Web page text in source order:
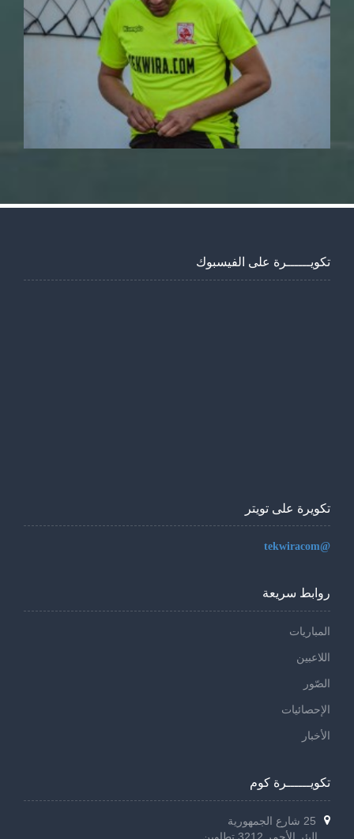
تكويــــــرة على الفيسبوك
تكويرة على تويتر
@tekwiracom
روابط سريعة
المباريات
اللاعبين
الصّور
الإحصائيات
الأخبار
تكويــــــرة كوم
25 شارع الجمهورية